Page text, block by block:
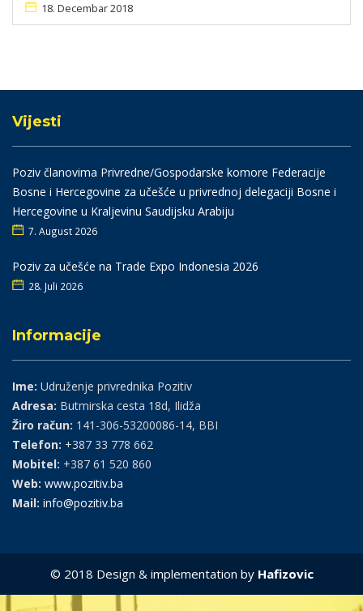
18. Decembar 2018
Vijesti
Poziv članovima Privredne/Gospodarske komore Federacije
Bosne i Hercegovine za učešće u privrednoj delegaciji Bosne i
Hercegovine u Kraljevinu Saudijsku Arabiju
7. August 2026
Poziv za učešće na Trade Expo Indonesia 2026
28. Juli 2026
Informacije
Ime: Udruženje privrednika Pozitiv
Adresa: Butmirska cesta 18d, Ilidža
Žiro račun: 141-306-53200086-14, BBI
Telefon: +387 33 778 662
Mobitel: +387 61 520 860
Web: www.pozitiv.ba
Mail: info@pozitiv.ba
© 2018 Design & implementation by Hafizovic